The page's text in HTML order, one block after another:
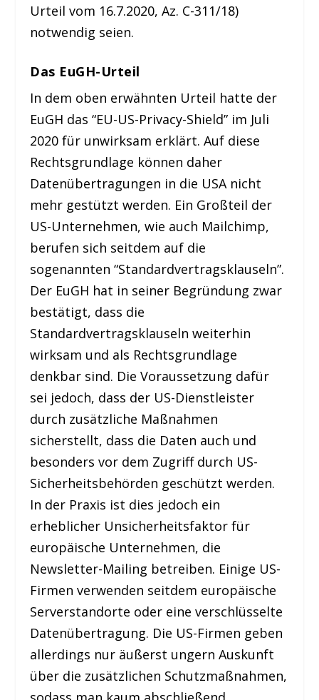
Urteil vom 16.7.2020, Az. C-311/18)
notwendig seien.
Das EuGH-Urteil
In dem oben erwähnten Urteil hatte der
EuGH das “EU-US-Privacy-Shield” im Juli
2020 für unwirksam erklärt. Auf diese
Rechtsgrundlage können daher
Datenübertragungen in die USA nicht
mehr gestützt werden. Ein Großteil der
US-Unternehmen, wie auch Mailchimp,
berufen sich seitdem auf die
sogenannten “Standardvertragsklauseln”.
Der EuGH hat in seiner Begründung zwar
bestätigt, dass die
Standardvertragsklauseln weiterhin
wirksam und als Rechtsgrundlage
denkbar sind. Die Voraussetzung dafür
sei jedoch, dass der US-Dienstleister
durch zusätzliche Maßnahmen
sicherstellt, dass die Daten auch und
besonders vor dem Zugriff durch US-
Sicherheitsbehörden geschützt werden.
In der Praxis ist dies jedoch ein
erheblicher Unsicherheitsfaktor für
europäische Unternehmen, die
Newsletter-Mailing betreiben. Einige US-
Firmen verwenden seitdem europäische
Serverstandorte oder eine verschlüsselte
Datenübertragung. Die US-Firmen geben
allerdings nur äußerst ungern Auskunft
über die zusätzlichen Schutzmaßnahmen,